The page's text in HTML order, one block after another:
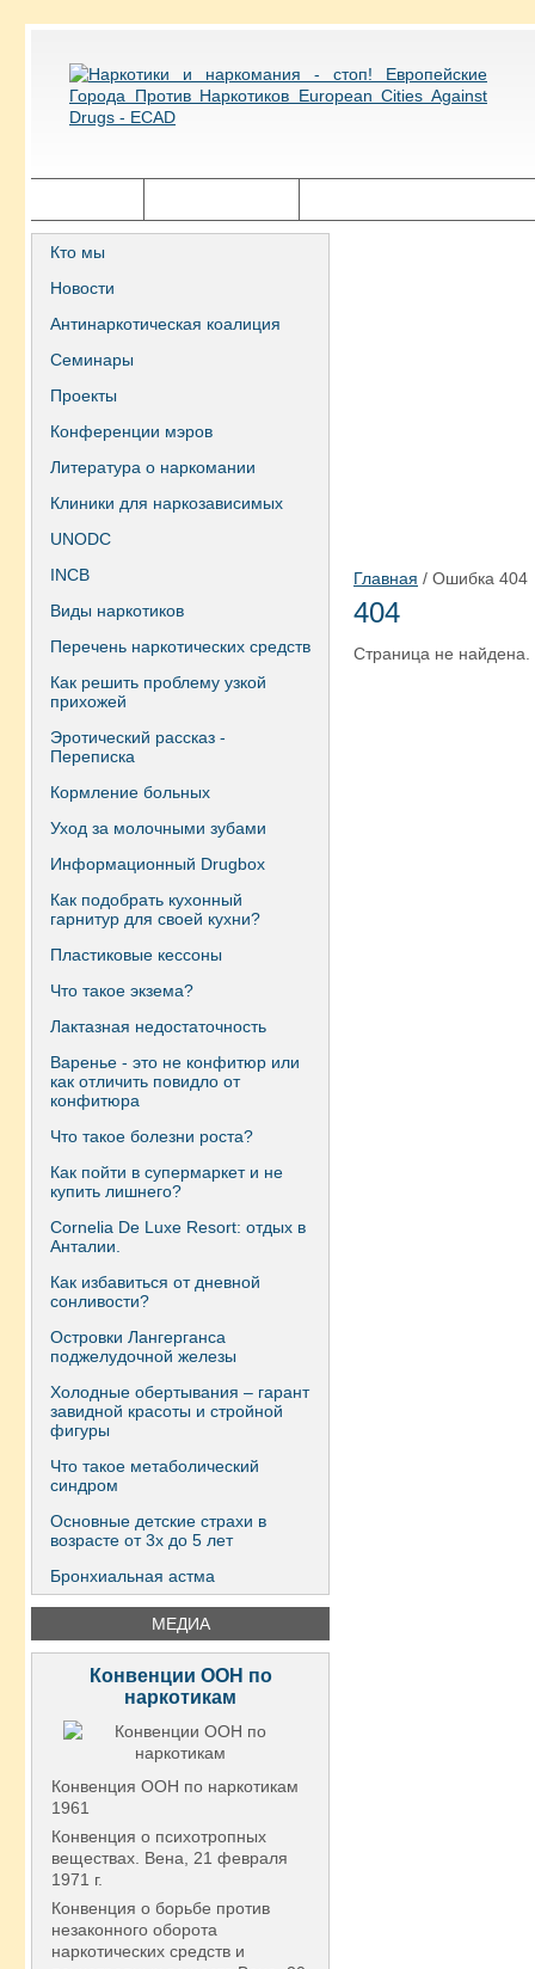
Кто мы
Новости
Антинаркотическая коалиция
Семинары
Проекты
Конференции мэров
Литература о наркомании
Клиники для наркозависимых
UNODC
INCB
Виды наркотиков
Перечень наркотических средств
Как решить проблему узкой
прихожей
Эротический рассказ -
Переписка
Кормление больных
Уход за молочными зубами
Информационный Drugbox
Как подобрать кухонный
гарнитур для своей кухни?
Пластиковые кессоны
Что такое экзема?
Лактазная недостаточность
Варенье - это не конфитюр или
как отличить повидло от
конфитюра
Что такое болезни роста?
Как пойти в супермаркет и не
купить лишнего?
Сornelia De Luxe Resort: отдых в
Анталии.
Как избавиться от дневной
сонливости?
Островки Лангерганса
поджелудочной железы
Холодные обертывания – гарант
завидной красоты и стройной
фигуры
Что такое метаболический
синдром
Основные детские страхи в
возрасте от 3х до 5 лет
Бронхиальная астма
МЕДИА
Конвенции ООН по
наркотикам
Конвенция ООН по наркотикам
1961
Конвенция о психотропных
веществах. Вена, 21 февраля
1971 г.
Конвенция о борьбе против
незаконного оборота
наркотических средств и
Главная / Ошибка 404
404
Страница не найдена.